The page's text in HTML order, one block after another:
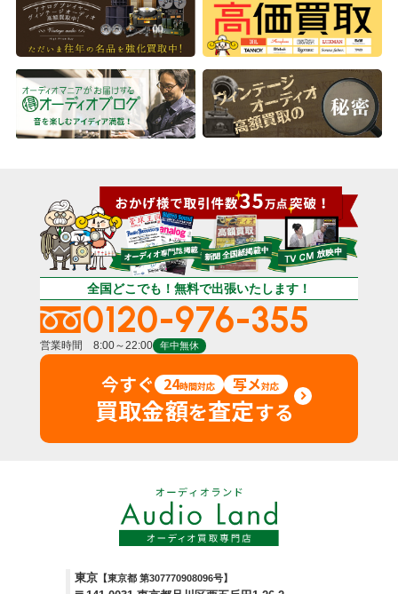
全国どこでも！無料で出張いたします！
0120-976-355
営業時間 8:00～22:00 年中無休
今すぐ 24時間対応 写メ対応
買取金額を査定する
東京 【東京都 第307770908096号】